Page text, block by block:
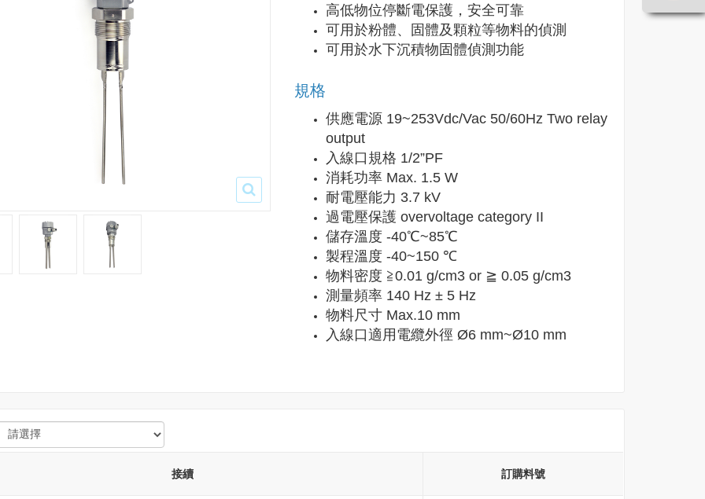
高低物位停斷電保護，安全可靠
可用於粉體、固體及顆粒等物料的偵測
可用於水下沉積物 固體偵測功能
規格
供應電源 19~253Vdc/Vac 50/60Hz Two relay
output
入線口規格 1/2”PF
消耗功率 Max. 1.5 W
耐電壓能力 3.7 kV
過電壓保護 overvoltage category II
儲存溫度 -40℃~85℃
製程溫度 -40~150 ℃
物料密度 ≧0.01 g/cm3 or ≧ 0.05 g/cm3
測量頻率 140 Hz ± 5 Hz
物料尺寸 Max.10 mm
入線口適用電纜外徑 Ø6 mm~Ø10 mm
接續 訂購料號